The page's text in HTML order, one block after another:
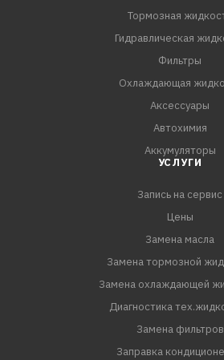
Благодаря технологии USVO®
максимальная стабильность
производит это масло с рекордно
содержанием полимерного
Тормозная
Гидравлическая
Фильтры
Охлаждающая
Аксессуары
Автохимия
Аккумуляторы
УСЛУГИ
Запись на сервис
Цены
Замена масла
Замена тормозной
Замена охлаждающей
Диагностика
Замена фильтров
Заправка